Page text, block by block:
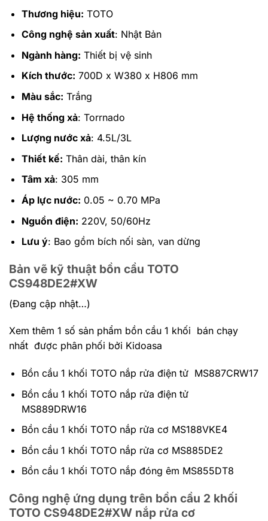
Thương hiệu: TOTO
Công nghệ sản xuất: Nhật Bản
Ngành hàng: Thiết bị vệ sinh
Kích thước: 700D x W380 x H806 mm
Màu sắc: Trắng
Hệ thống xả: Torrnado
Lượng nước xả: 4.5L/3L
Thiết kế: Thân dài, thân kín
Tâm xả: 305 mm
Áp lực nước: 0.05 ~ 0.70 MPa
Nguồn điện: 220V, 50/60Hz
Lưu ý: Bao gồm bích nối sàn, van dừng
Bản vẽ kỹ thuật bồn cầu TOTO
CS948DE2#XW
(Đang cập nhật…)
Xem thêm 1 số sản phẩm bồn cầu 1 khối bán chạy
nhất được phân phối bởi Kidoasa
Bồn cầu 1 khối TOTO nắp rửa điện tử MS887CRW17
Bồn cầu 1 khối TOTO nắp rửa điện tử
MS889DRW16
Bồn cầu 1 khối TOTO nắp rửa cơ MS188VKE4
Bồn cầu 1 khối TOTO nắp rửa cơ MS885DE2
Bồn cầu 1 khối TOTO nắp đóng êm MS855DT8
Công nghệ ứng dụng trên bồn cầu 2 khối
TOTO CS948DE2#XW nắp rửa cơ